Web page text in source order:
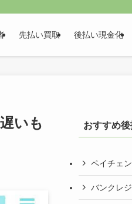
先払い買取 後払い現金化
いも
おすすめ
ペイチェン
バンクレ